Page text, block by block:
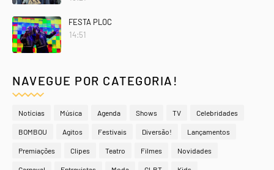
FESTA PLOC
14:51
NAVEGUE POR CATEGORIA!
Notícias Música Agenda Shows TV Celebridades
BOMBOU Agitos Festivais Diversão! Lançamentos
Premiações Clipes Teatro Filmes Novidades